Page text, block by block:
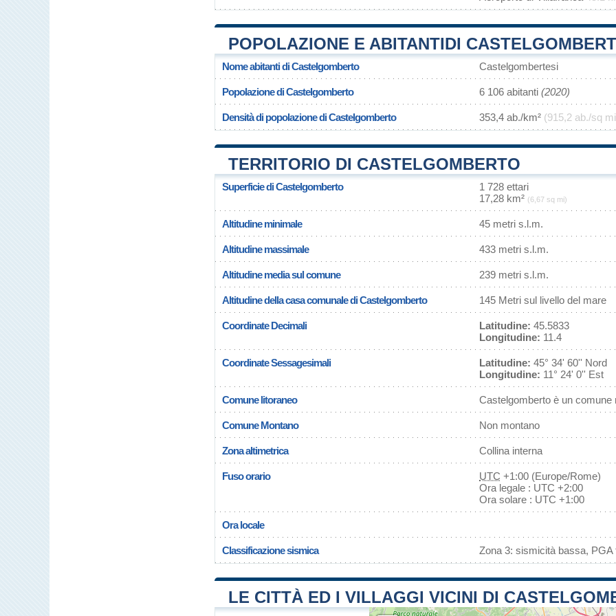
POPOLAZIONE E ABITANTIDI
Nome abitanti di Castelgomberto Castelgombertesi
Popolazione di Castelgomberto 6 106 abitanti (2020)
Densità di popolazione di Castelgomberto 353,4 ab./km² (915,2 ab./sq
TERRITORIO DI CASTELGOMBERTO
Superficie di Castelgomberto
1 728 ettari
17,28 km² (6,67 sq mi)
Altitudine minimale 45 metri s.l.m.
Altitudine massimale 433 metri s.l.m.
Altitudine media sul comune 239 metri s.l.m.
Altitudine della casa comunale di Castelgomberto 145 Metri sul livello del mare
Coordinate Decimali Latitudine: 45.5833
Longitudine: 11.4
Coordinate Sessagesimali Latitudine: 45° 34' 60'' Nord
Longitudine: 11° 24' 0'' Est
Comune litoraneo Castelgomberto è un comune
Comune Montano Non montano
Zona altimetrica Collina interna
Fuso orario UTC +1:00 (Europe/Rome)
Ora legale : UTC +2:00
Ora solare : UTC +1:00
Ora locale
Classificazione sismica Zona 3: sismicità bassa, PGA
LE CITTÀ ED I VILLAGGI VICINI DI